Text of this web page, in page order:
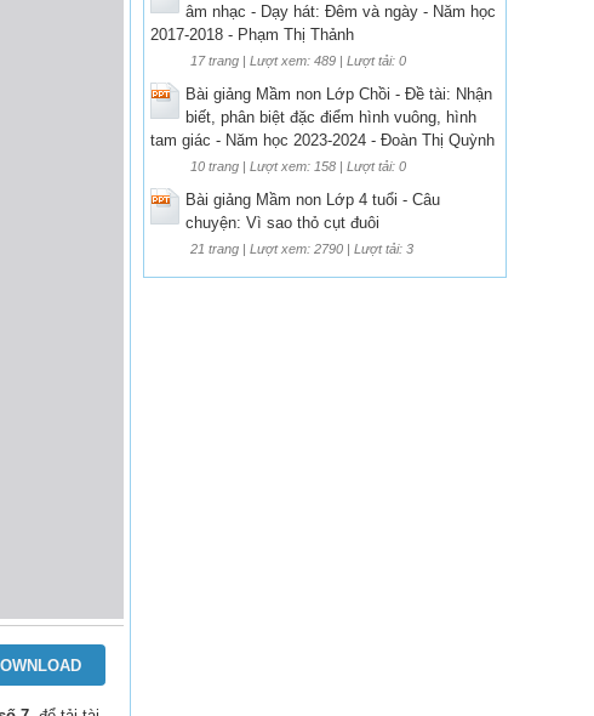
âm nhạc - Dạy hát: Đêm và ngày - Năm học
2017-2018 - Phạm Thị Thảnh
17 trang | Lượt xem: 489 | Lượt tải: 0
Bài giảng Mầm non Lớp Chồi - Đề tài: Nhận
biết, phân biệt đặc điểm hình vuông, hình
tam giác - Năm học 2023-2024 - Đoàn Thị Quỳnh
10 trang | Lượt xem: 158 | Lượt tải: 0
Bài giảng Mầm non Lớp 4 tuổi - Câu
chuyện: Vì sao thỏ cụt đuôi
21 trang | Lượt xem: 2790 | Lượt tải: 3